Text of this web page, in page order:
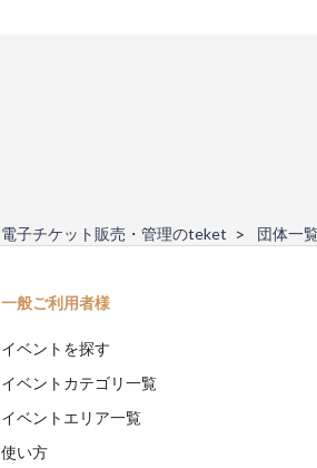
電子チケット販売・管理のteket 団体一
一般ご利用者様
イベントを探す
イベントカテゴリ一覧
イベントエリア一覧
使い方